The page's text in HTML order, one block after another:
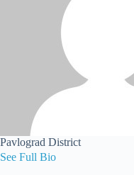
Pavlograd District
See Full Bio